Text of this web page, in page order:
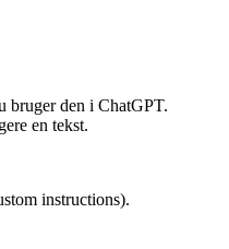
bruger den i ChatGPT.
en tekst.
instructions).